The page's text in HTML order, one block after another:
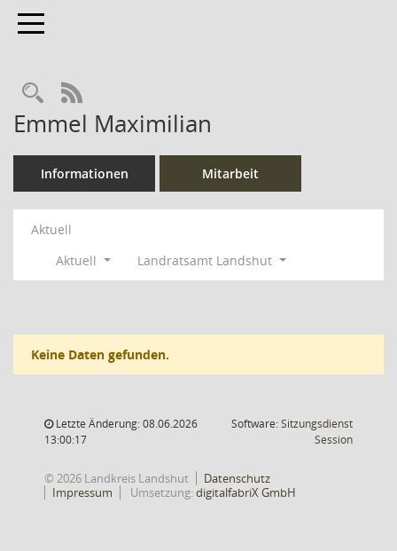
Toggle navigation
Rechercheauswahl
RSS-Feed
Emmel Maximilian
Informationen Mitarbeit
Aktuell
Aktuell
Landratsamt Landshut
Keine Daten gefunden.
Letzte Änderung: 08.06.2026
13:00:17
Software:Sitzungsdienst
Session(Wird in
© 2026 Landkreis Landshut
Datenschutz
Impressum
Umsetzung:digitalfabriX GmbH